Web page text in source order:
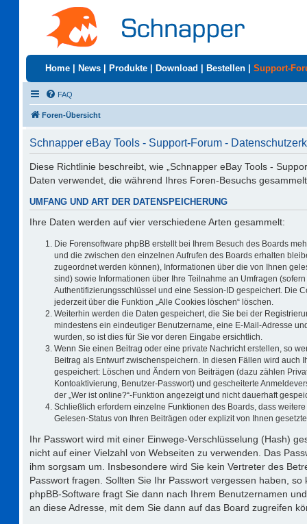
Home News Produkte Download Bestellen Support-
FAQ
Foren-Übersicht
Schnapper eBay Tools - Support-Forum -
Diese Richtlinie beschreibt, wie „Schnapper eBay Tools -
Daten verwendet, die während Ihres Foren-Besuchs
UMFANG UND ART DER DATENSPEICHERUNG
Ihre Daten werden auf vier verschiedene Arten gesammelt:
Die Forensoftware phpBB erstellt bei Ihrem Besuch des Boards
und die zwischen den einzelnen Aufrufen des Boards erhalten
zugeordnet werden können), Informationen über die von Ihnen
sind) sowie Informationen über Ihre Teilnahme an Umfragen
Authentifizierungsschlüssel und eine Session-ID gespeichert. Die
jederzeit über die Funktion „Alle Cookies löschen“ löschen.
Weiterhin werden die Daten gespeichert, die Sie bei der
mindestens ein eindeutiger Benutzername, eine E-Mail-Adresse
wurden, so ist dies für Sie vor deren Eingabe ersichtlich.
Wenn Sie einen Beitrag oder eine private Nachricht erstellen, so
Beitrag als Entwurf zwischenspeichern. In diesen Fällen wird
gespeichert: Löschen und Ändern von Beiträgen (dazu zählen
Kontoaktivierung, Benutzer-Passwort) und gescheiterte
der „Wer ist online?“-Funktion angezeigt und nicht dauerhaft
Schließlich erfordern einzelne Funktionen des Boards, dass
Gelesen-Status von Ihren Beiträgen oder explizit von Ihnen
Ihr Passwort wird mit einer Einwege-Verschlüsselung (Hash)
nicht auf einer Vielzahl von Webseiten zu verwenden. Das
ihm sorgsam um. Insbesondere wird Sie kein Vertreter des
Passwort fragen. Sollten Sie Ihr Passwort vergessen haben,
phpBB-Software fragt Sie dann nach Ihrem Benutzernamen
an diese Adresse, mit dem Sie dann auf das Board zugreifen